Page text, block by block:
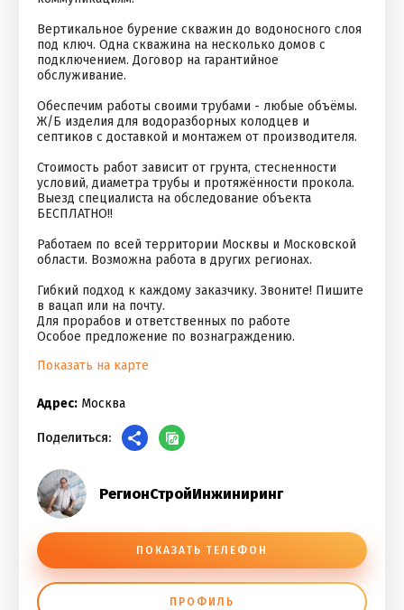
Вертикальное бурение скважин до водоносного слоя
под ключ. Одна скважина на несколько домов с
подключением. Договор на гарантийное
обслуживание.
Обеспечим работы своими трубами - любые объёмы.
Ж/Б изделия для водоразборных колодцев и
септиков с доставкой и монтажем от производителя.
Стоимость работ зависит от грунта, стесненности
условий, диаметра трубы и протяжённости прокола.
Выезд специалиста на обследование объекта
БЕСПЛАТНО!!
Работаем по всей территории Москвы и Московской
области. Возможна работа в других регионах.
Гибкий подход к каждому заказчику. Звоните! Пишите
в вацап или на почту.
Для прорабов и ответственных по работе
Особое предложение по вознаграждению.
Показать на карте
Адрес: Москва
Поделиться:
РегионСтройИнжиниринг
ПОКАЗАТЬ ТЕЛЕФОН
ПРОФИЛЬ